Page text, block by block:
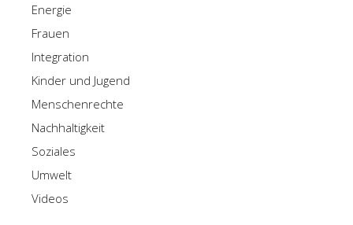
Energie
Frauen
Integration
Kinder und Jugend
Menschenrechte
Nachhaltigkeit
Soziales
Umwelt
Videos